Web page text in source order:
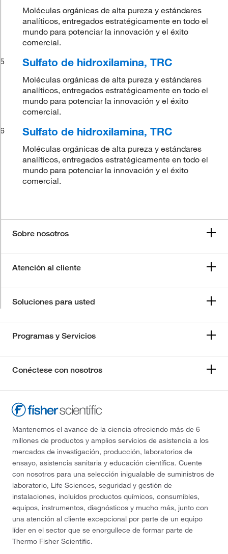
Moléculas orgánicas de alta pureza y estándares
analíticos, entregados estratégicamente en todo el
mundo para potenciar la innovación y el éxito
comercial.
5
Sulfato de hidroxilamina, TRC
Moléculas orgánicas de alta pureza y estándares
analíticos, entregados estratégicamente en todo el
mundo para potenciar la innovación y el éxito
comercial.
6
Sulfato de hidroxilamina, TRC
Moléculas orgánicas de alta pureza y estándares
analíticos, entregados estratégicamente en todo el
mundo para potenciar la innovación y el éxito
comercial.
Sobre nosotros
Atención al cliente
Soluciones para usted
Programas y Servicios
Conéctese con nosotros
Mantenemos el avance de la ciencia ofreciendo más de 6
millones de productos y amplios servicios de asistencia a los
mercados de investigación, producción, laboratorios de
ensayo, asistencia sanitaria y educación científica. Cuente
con nosotros para una selección inigualable de suministros de
laboratorio, Life Sciences, seguridad y gestión de
instalaciones, incluidos productos químicos, consumibles,
equipos, instrumentos, diagnósticos y mucho más, junto con
una atención al cliente excepcional por parte de un equipo
líder en el sector que se enorgullece de formar parte de
Thermo Fisher Scientific.